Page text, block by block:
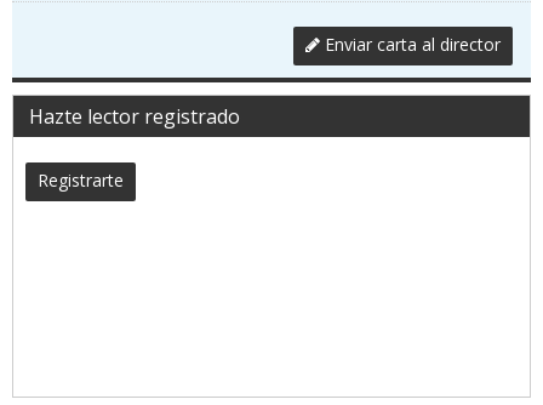
Enviar carta al director
Hazte lector registrado
Registrarte